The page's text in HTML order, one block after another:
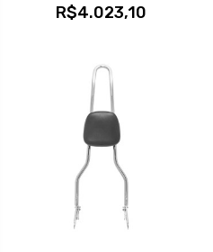
R$4.023,10